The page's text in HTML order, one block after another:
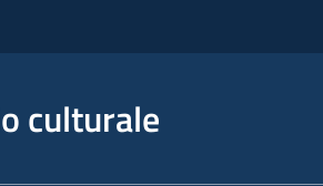
culturale